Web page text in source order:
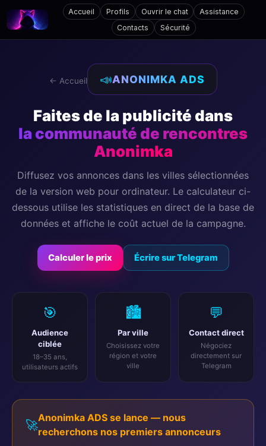
Accueil Profils Ouvrir le chat
Assistance
Contacts
Sécurité
← Accueil 📣ANONIMKA ADS
Faites de la publicité dans
la communauté de rencontres
Anonimka
Diffusez vos annonces dans les villes sélectionnées
de la version web pour ordinateur. Le calculateur ci-
dessous utilise les statistiques en direct de la base de
données et affiche le coût actuel de la campagne.
Calculer le prix Écrire sur Telegram
🎯
Audience
ciblée
18–35 ans,
utilisateurs actifs
🏙️
Par ville
Choisissez votre
région et votre
ville
💬
Contact direct
Négociez
directement sur
Telegram
🚀Anonimka ADS se lance — nous
recherchons nos premiers annonceurs